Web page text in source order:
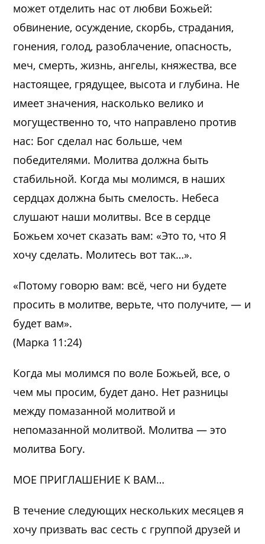
может отделить нас от любви Божьей:
обвинение, осуждение, скорбь, страдания,
гонения, голод, разоблачение, опасность,
меч, смерть, жизнь, ангелы, княжества, все
настоящее, грядущее, высота и глубина. Не
имеет значения, насколько велико и
могущественно то, что направлено против
нас: Бог сделал нас больше, чем
победителями. Молитва должна быть
стабильной. Когда мы молимся, в наших
сердцах должна быть смелость. Небеса
слушают наши молитвы. Все в сердце
Божьем хочет сказать вам: «Это то, что Я
хочу сделать. Молитесь вот так…».
«Потому говорю вам: всё, чего ни будете
просить в молитве, верьте, что получите, — и
будет вам».
(Марка 11:24)
Когда мы молимся по воле Божьей, все, о
чем мы просим, будет дано. Нет разницы
между помазанной молитвой и
непомазанной молитвой. Молитва — это
молитва Богу.
МОЕ ПРИГЛАШЕНИЕ К ВАМ…
В течение следующих нескольких месяцев я
хочу призвать вас сесть с группой друзей и